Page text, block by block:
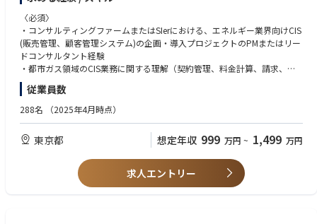
・岐阜県高山市【第２種電気主任技術者】
・三重県伊勢市【第２種電気主任技術者】
・三重県四日市市【第２種電気主任技術者】
～近畿エリア～（滋賀県、京都府、大阪府、兵庫県、奈良県、和歌山県）
・和歌山県和歌山市【第２種電気主任技術者】
・大阪府枚方市【第２種電気主任技術者】
・大阪府吹田市【第２種電気主任技術者】
・和歌山県和歌山市【第２種電気主任技術者】
～中国、四国エリア～（鳥取県、島根県、岡山県、広島県、山口県、徳島
県、香川県、愛媛県、高知県）
・広島県三次市【第２種電気主任技術者】
・山口県山口市【第２種電気主任技術者】
・山口県柳井市【第２種電気主任技術者】
売・料金計算・契約管理・請求・顧客対応などの業務知見を活かし、事業
部門、開発組織、外部パートナー、顧客をつなぐプロダクト責任者として
推進いただきます。
＜主な担当業務＞
・都市ガス領域におけるCIS業務（契約、顧客、検針・使用量、料金計
・顧客先業務の As-Is / To-Be 分析、業務要件・システム要件の定義、プロ
ダクトロードマップへの反映
・Looop Platform の中核機能としてのCISプロダクト企画、優先順位付
・顧客先プロジェクトにおける全体進捗、課題、リスク、品質、スコープ
・開発チーム、業務部門、営業、CS、外部ベンダー等との合意形成・意思
〈必須〉
・コンサルティングファームまたはSIerにおける、エネルギー業界向けCIS
(販売管理、顧客管理システム)の企画・導入プロジェクトのPMまたはリー
ドコンサルタント経験
・都市ガス領域のCIS業務に関する理解（契約管理、料金計算、請求、収
納、顧客対応等）
・顧客・業務部門・開発組織・外部ベンダーを巻き込み、要件定義から導
入推進まで合意形成した経験
〈歓迎〉
・電力、プロパンガス等などエネルギー小売事業に関する知識・経験
・SaaS、プラットフォーム、基幹システム等のプロダクトマネジメント経
従業員数
288名 （2025年4月時点）
東京都 想定年収 999 万円 ~ 1,499 万円
求人エントリー